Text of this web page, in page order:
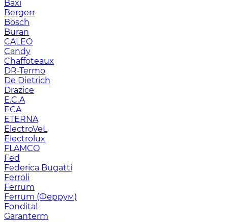
Baxi
Bergerr
Bosch
Buran
CALEO
Candy
Chaffoteaux
DR-Termo
De Dietrich
Drazice
E.C.A
ECA
ETERNA
ElectroVeL
Electrolux
FLAMCO
Fed
Federica Bugatti
Ferroli
Ferrum
Ferrum (Феррум)
Fondital
Garanterm